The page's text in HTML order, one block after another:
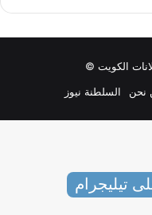
الكويت ©
نحن السلطنة نيوز
تيليجرام